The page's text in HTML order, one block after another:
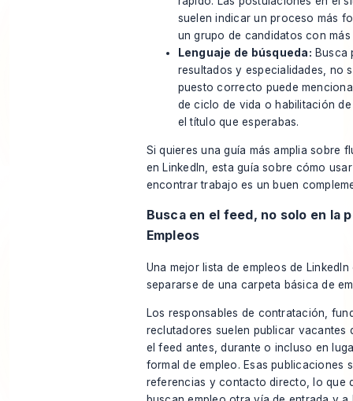
suelen indicar un proceso más
un grupo de candidatos con
Lenguaje de búsqueda: Busca
resultados y especialidades, no
puesto correcto puede
de ciclo de vida o habilitación
el título que esperabas.
Si quieres una guía más amplia sobre
en LinkedIn, esta guía sobre cómo
encontrar trabajo es un buen
Busca en el feed, no solo en la
Empleos
Una mejor lista de empleos de LinkedIn
separarse de una carpeta básica de
Los responsables de contratación,
reclutadores suelen publicar vacantes
el feed antes, durante o incluso en
formal de empleo. Esas publicaciones
referencias y contacto directo, lo que